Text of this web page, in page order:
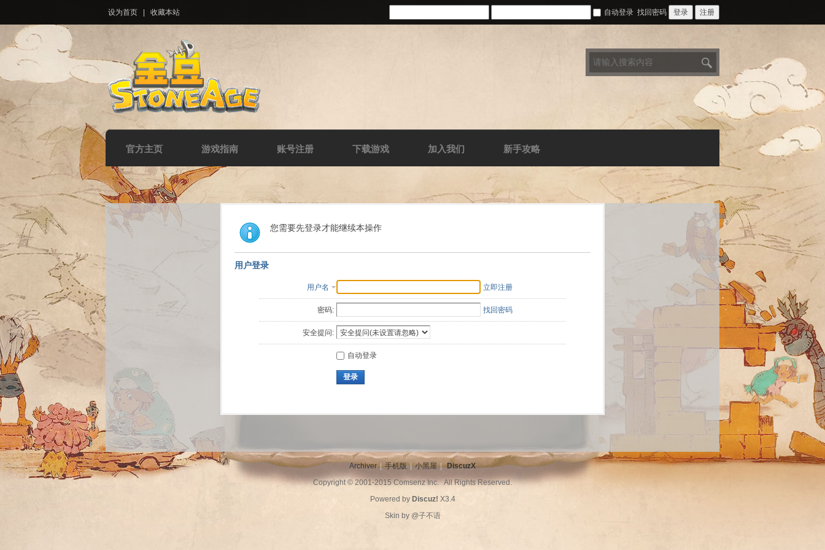
设为首页 收藏本站 自动登录 找回密码 登录 注册
官方主页 游戏指南 账号注册 下载游戏 加入我们 新手攻略
您需要先登录才能继续本操作
用户登录
用户名 立即注册
密码: 找回密码
安全提问:
自动登录
登录
Archiver | 手机版 | 小黑屋 | DiscuzX
Copyright © 2001-2015Comsenz Inc.All Rights Reserved.
Powered by Discuz! X3.4
Skin by @子不语